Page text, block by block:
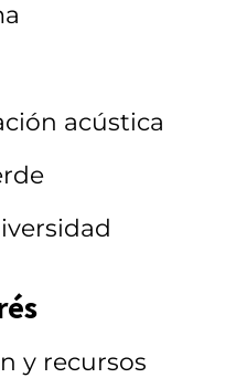
acústica
y recursos